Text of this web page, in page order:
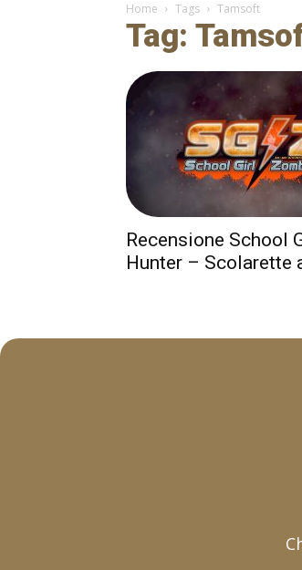
Home Tags Tamsoft
Tag:
Recensione School
Hunter – Scolarette